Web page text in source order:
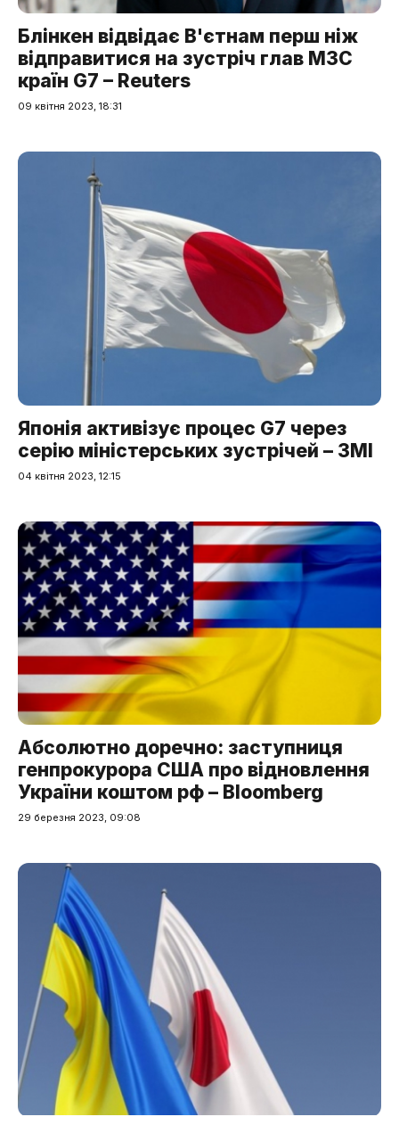
Блінкен відвідає В'єтнам перш ніж
відправитися на зустріч глав МЗС
країн G7 – Reuters
09 квітня 2023, 18:31
Японія активізує процес G7 через
серію міністерських зустрічей – ЗМІ
04 квітня 2023, 12:15
Абсолютно доречно: заступниця
генпрокурора США про відновлення
України коштом рф – Bloomberg
29 березня 2023, 09:08